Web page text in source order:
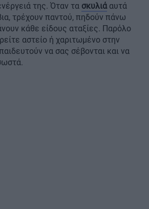
της. Όταν τα σκυλιάαυτά
τρέχουν παντού, πηδούν πάνω
κάθε είδους αταξίες. Παρόλο
αστείο ή χαριτωμένο στην
να σας σέβονται και να